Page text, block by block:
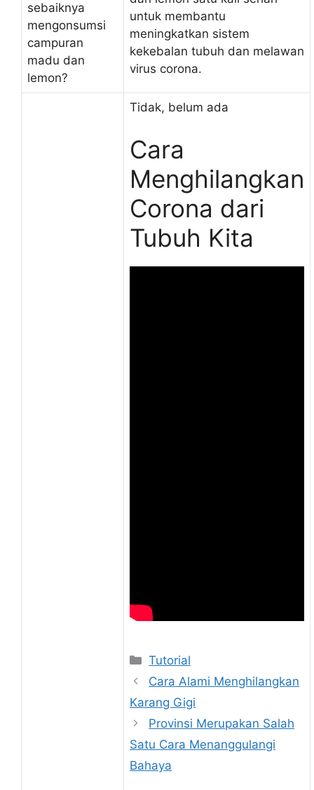
sebaiknya
mengonsumsi
campuran
madu dan
lemon?
untuk membantu
meningkatkan sistem
kekebalan tubuh dan melawan
virus corona.
Tidak, belum ada
Cara
Menghilangkan
Corona dari
Tubuh Kita
Kategori
Tutorial
Cara Alami Menghilangkan
Karang Gigi
Provinsi Merupakan Salah
Satu Cara Menanggulangi
Bahaya